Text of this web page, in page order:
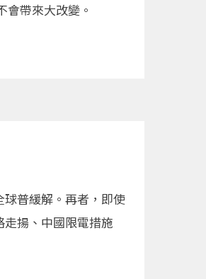
帶來大改變。
普緩解。再者，即使
揚、中國限電措施